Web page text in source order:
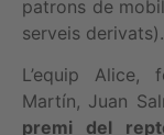
patrons de
serveis derivats).
L’equip Alice,
Martín, Juan
premi del